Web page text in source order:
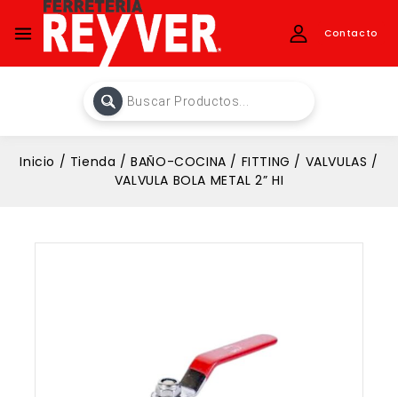
Contacto
Inicio / Tienda / BAÑO-COCINA / FITTING / VALVULAS /
VALVULA BOLA METAL 2” HI